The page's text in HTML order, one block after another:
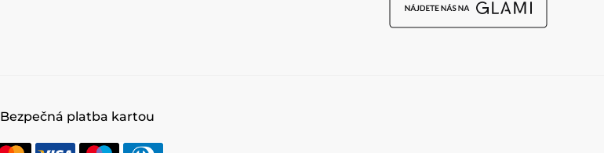
Bezpečná platba kartou